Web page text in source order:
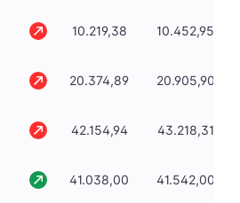
10.219,38 10.452,95
20.374,89 20.905,90
42.154,94 43.218,31
41.038,00 41.542,00